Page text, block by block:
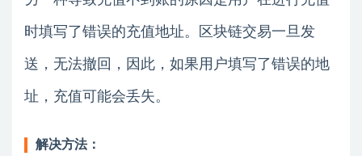
时填写了错误的充值地址。区块链交易一旦发
送，无法撤回，因此，如果用户填写了错误的地
址，充值可能会丢失。
解决方法：